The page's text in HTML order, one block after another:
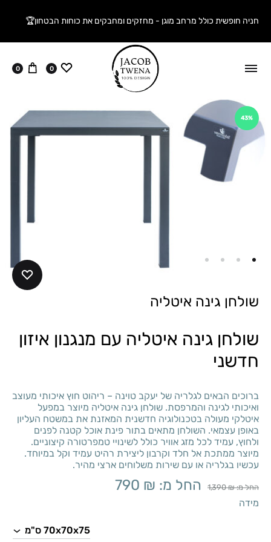
חניה חופשית כולל מרחב מוגן - מחזקים ומחבקים את כוחות הבטחון🏆
ווישליסט
0 עגלה
0
43%
שולחן גינה איטליה
שולחן גינה איטליה עם מנגנון איזון
חדשני
ברוכים הבאים לגלריה של יעקב טוינה – ריהוט חוץ איכותי מעוצב
ואיכותי לגינה והמרפסת. שולחן גינה איטליה מיוצר במפעל
איטלקי מעולה בטכנולוגיה חדשנית המאזנת את במשטח העליון
באופן עצמאי. השולחן מתאים בתור פינת אוכל קטנה לפנים
ולחוץ, עמיד לכל מזג אוויר כולל לשינויי טמפרטורה קיצוניים.
מיוצר ממתכת אל חלד וקרבון ליצירת רהיט עמיד וקל במיוחד.
עכשיו בגלריה או עם שירות משלוחים ארצי מהיר.
החל מ: 1,390₪ החל מ: 790 ₪
מידה